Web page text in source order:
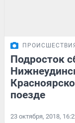
Подросток
поезде
23 октября, 2018,